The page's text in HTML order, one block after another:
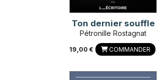
Ton dernier souffle
Pétronille Rostagnat
19,00 € COMMANDER